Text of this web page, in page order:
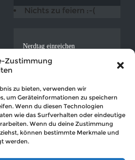
Zustimmung
zu bieten, verwenden wir
um Geräteinformationen zu speichern
Wenn du diesen Technologien
wie das Surfverhalten oder eindeutige
Wenn du deine Zustimmung
können bestimmte Merkmale und
werden.
Nichts zu feiern :-(
Nerdtag einreichen
ICAL-Feed
(hosted by